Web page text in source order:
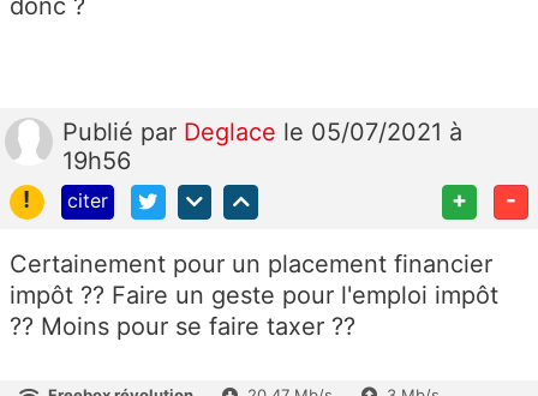
donc ?
Publié par Deglace le 05/07/2021 à
19h56
!
citer + -
Certainement pour un placement financier
impôt ?? Faire un geste pour l'emploi impôt
?? Moins pour se faire taxer ??